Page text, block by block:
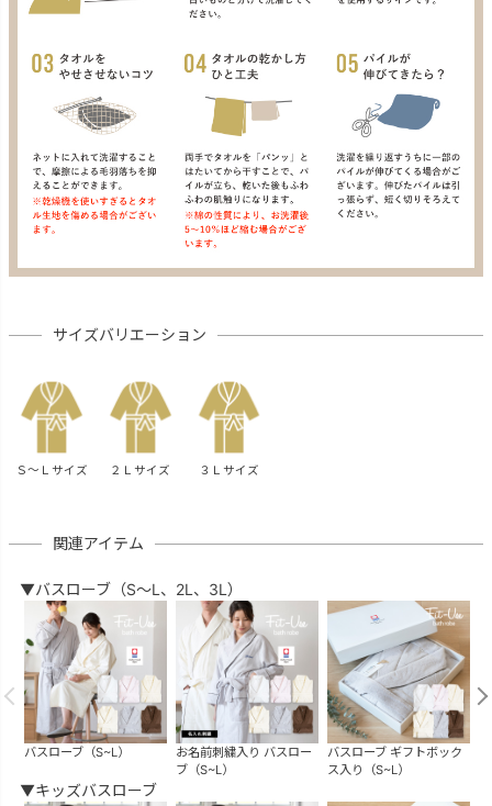
サイズバリエーション
Ｓ～Ｌサイズ ２Ｌサイズ ３Ｌサイズ
関連アイテム
▼バスローブ（S～L、2L、3L）
バスローブ（S~L）
お名前刺繍入り バスロー
ブ（S~L）
バスローブ ギフトボック
ス入り（S~L）
▼キッズバスローブ